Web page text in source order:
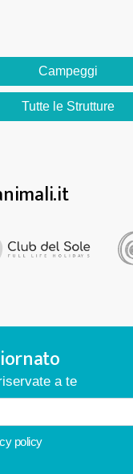
Campeggi
Tutte le Strutture
a te
policy